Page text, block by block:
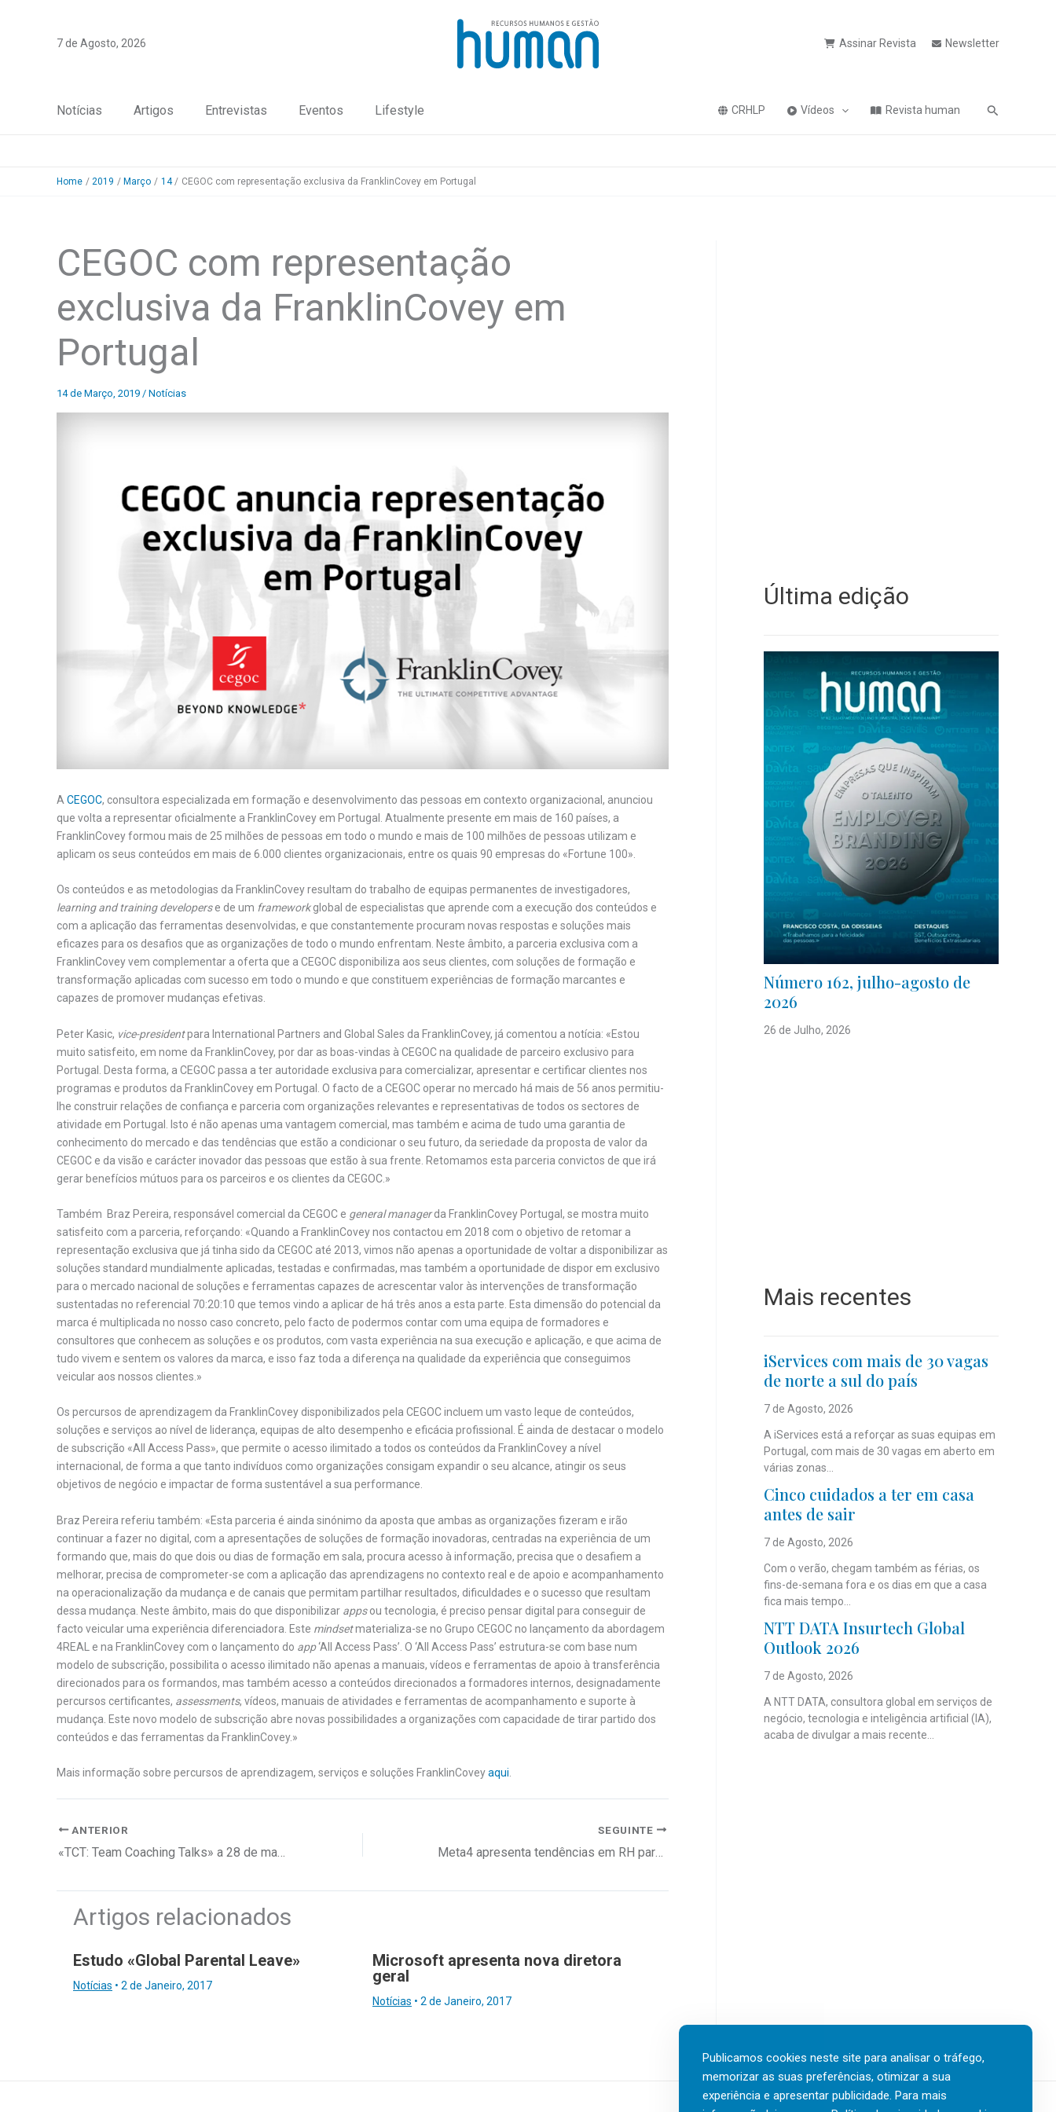
7 de Agosto, 2026 Assinar Revista Newsletter
Notícias Artigos Entrevistas Eventos Lifestyle CRHLP Vídeos Revista human Pesquisa
Home 2019 Março 14 CEGOC com representação exclusiva da FranklinCovey em Portugal
CEGOC com representação
exclusiva da FranklinCovey em
Portugal
14 de Março, 2019 / Notícias
A CEGOC, consultora especializada em formação e desenvolvimento das pessoas em contexto organizacional, anunciou
que volta a representar oficialmente a FranklinCovey em Portugal. Atualmente presente em mais de 160 países, a
FranklinCovey formou mais de 25 milhões de pessoas em todo o mundo e mais de 100 milhões de pessoas utilizam e
aplicam os seus conteúdos em mais de 6.000 clientes organizacionais, entre os quais 90 empresas do «Fortune 100».
Os conteúdos e as metodologias da FranklinCovey resultam do trabalho de equipas permanentes de investigadores,
learning and training developerse de um frameworkglobal de especialistas que aprende com a execução dos conteúdos e
com a aplicação das ferramentas desenvolvidas, e que constantemente procuram novas respostas e soluções mais
eficazes para os desafios que as organizações de todo o mundo enfrentam. Neste âmbito, a parceria exclusiva com a
FranklinCovey vem complementar a oferta que a CEGOC disponibiliza aos seus clientes, com soluções de formação e
transformação aplicadas com sucesso em todo o mundo e que constituem experiências de formação marcantes e
capazes de promover mudanças efetivas.
Peter Kasic, vice-presidentpara International Partners and Global Sales da FranklinCovey, já comentou a notícia: «Estou
muito satisfeito, em nome da FranklinCovey, por dar as boas-vindas à CEGOC na qualidade de parceiro exclusivo para
Portugal. Desta forma, a CEGOC passa a ter autoridade exclusiva para comercializar, apresentar e certificar clientes nos
programas e produtos da FranklinCovey em Portugal. O facto de a CEGOC operar no mercado há mais de 56 anos permitiu-
lhe construir relações de confiança e parceria com organizações relevantes e representativas de todos os sectores de
atividade em Portugal. Isto é não apenas uma vantagem comercial, mas também e acima de tudo uma garantia de
conhecimento do mercado e das tendências que estão a condicionar o seu futuro, da seriedade da proposta de valor da
CEGOC e da visão e carácter inovador das pessoas que estão à sua frente. Retomamos esta parceria convictos de que irá
gerar benefícios mútuos para os parceiros e os clientes da CEGOC.»
Também Braz Pereira, responsável comercial da CEGOC e general managerda FranklinCovey Portugal, se mostra muito
satisfeito com a parceria, reforçando: «Quando a FranklinCovey nos contactou em 2018 com o objetivo de retomar a
representação exclusiva que já tinha sido da CEGOC até 2013, vimos não apenas a oportunidade de voltar a disponibilizar as
soluções standard mundialmente aplicadas, testadas e confirmadas, mas também a oportunidade de dispor em exclusivo
para o mercado nacional de soluções e ferramentas capazes de acrescentar valor às intervenções de transformação
sustentadas no referencial 70:20:10 que temos vindo a aplicar de há três anos a esta parte. Esta dimensão do potencial da
marca é multiplicada no nosso caso concreto, pelo facto de podermos contar com uma equipa de formadores e
consultores que conhecem as soluções e os produtos, com vasta experiência na sua execução e aplicação, e que acima de
tudo vivem e sentem os valores da marca, e isso faz toda a diferença na qualidade da experiência que conseguimos
veicular aos nossos clientes.»
Os percursos de aprendizagem da FranklinCovey disponibilizados pela CEGOC incluem um vasto leque de conteúdos,
soluções e serviços ao nível de liderança, equipas de alto desempenho e eficácia profissional. É ainda de destacar o modelo
de subscrição «All Access Pass», que permite o acesso ilimitado a todos os conteúdos da FranklinCovey a nível
internacional, de forma a que tanto indivíduos como organizações consigam expandir o seu alcance, atingir os seus
objetivos de negócio e impactar de forma sustentável a sua performance.
Braz Pereira referiu também: «Esta parceria é ainda sinónimo da aposta que ambas as organizações fizeram e irão
continuar a fazer no digital, com a apresentações de soluções de formação inovadoras, centradas na experiência de um
formando que, mais do que dois ou dias de formação em sala, procura acesso à informação, precisa que o desafiem a
melhorar, precisa de comprometer-se com a aplicação das aprendizagens no contexto real e de apoio e acompanhamento
na operacionalização da mudança e de canais que permitam partilhar resultados, dificuldades e o sucesso que resultam
dessa mudança. Neste âmbito, mais do que disponibilizar appsou tecnologia, é preciso pensar digital para conseguir de
facto veicular uma experiência diferenciadora. Este mindsetmaterializa-se no Grupo CEGOC no lançamento da abordagem
4REAL e na FranklinCovey com o lançamento do app‘All Access Pass’. O ‘All Access Pass’ estrutura-se com base num
modelo de subscrição, possibilita o acesso ilimitado não apenas a manuais, vídeos e ferramentas de apoio à transferência
direcionados para os formandos, mas também acesso a conteúdos direcionados a formadores internos, designadamente
percursos certificantes, assessments, vídeos, manuais de atividades e ferramentas de acompanhamento e suporte à
mudança. Este novo modelo de subscrição abre novas possibilidades a organizações com capacidade de tirar partido dos
conteúdos e das ferramentas da FranklinCovey.»
Mais informação sobre percursos de aprendizagem, serviços e soluções FranklinCoveyaqui
ANTERIOR SEGUINTE
Artigos relacionados
Estudo «Global Parental Leave»
Notícias • 2 de Janeiro, 2017
Microsoft apresenta nova diretora
geral
Notícias • 2 de Janeiro, 2017
Última edição
Número 162, julho-agosto de
2026
26 de Julho, 2026
Mais recentes
iServices com mais de 30 vagas
de norte a sul do país
7 de Agosto, 2026
A iServices está a reforçar as suas equipas em
Portugal, com mais de 30 vagas em aberto em
várias zonas...
Cinco cuidados a ter em casa
antes de sair
7 de Agosto, 2026
Com o verão, chegam também as férias, os
fins-de-semana fora e os dias em que a casa
fica mais tempo...
NTT DATA Insurtech Global
Outlook 2026
7 de Agosto, 2026
A NTT DATA, consultora global em serviços de
negócio, tecnologia e inteligência artificial (IA),
acaba de divulgar a mais recente...
Publicamos cookies neste site para analisar o tráfego,
memorizar as suas preferências, otimizar a sua
experiência e apresentar publicidade. Para mais